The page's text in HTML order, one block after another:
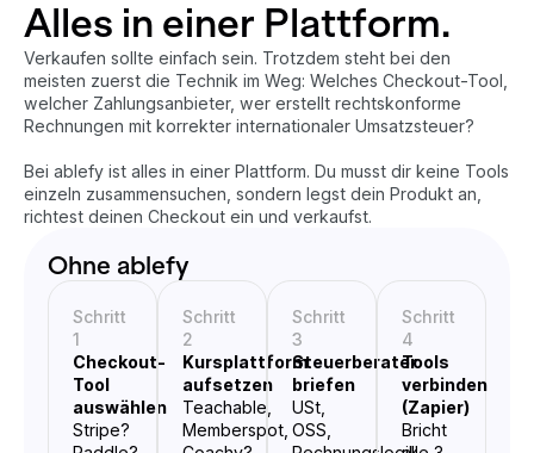
Alles in einer Plattform.
Verkaufen sollte einfach sein. Trotzdem steht bei den
meisten zuerst die Technik im Weg: Welches Checkout-Tool,
welcher Zahlungsanbieter, wer erstellt rechtskonforme
Rechnungen mit korrekter internationaler Umsatzsteuer?
Bei ablefy ist alles in einer Plattform. Du musst dir keine Tools
einzeln zusammensuchen, sondern legst dein Produkt an,
richtest deinen Checkout ein und verkaufst.
Ohne ablefy
Schritt
1
Checkout-
Tool
auswählen
Stripe?
Schritt
2
Kursplattform
aufsetzen
Teachable,
Memberspot,
Schritt
3
Steuerberater
briefen
USt,
OSS,
Schritt
4
Tools
verbinden
(Zapier)
Bricht